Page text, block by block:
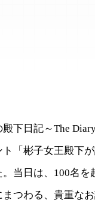
下日記～The
ト「彬子女王殿下
。当日は、100名
まつわる、貴重な